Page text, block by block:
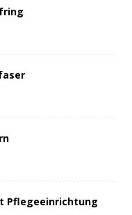
Pflegeeinrichtung